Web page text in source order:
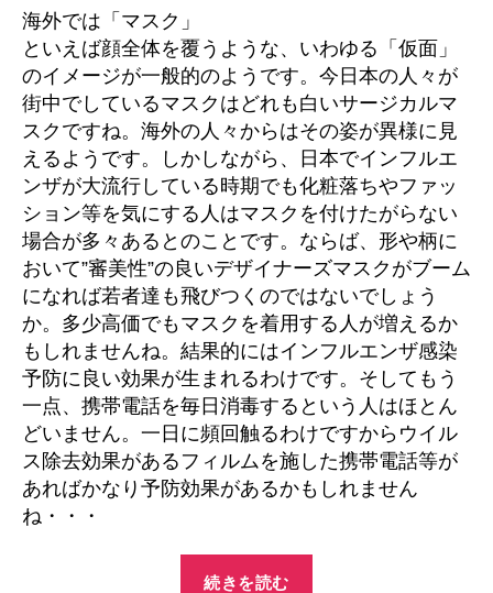
ラ
イ)
を
食
べ
て
辛
い
(ツ
ラ
イ)
を
予
防・・・
の
海外では「マスク」
といえば顔全体を覆うような、いわゆる「仮面」
のイメージが一般的のようです。今日本の人々が
街中でしているマスクはどれも白いサージカルマ
スクですね。海外の人々からはその姿が異様に見
えるようです。しかしながら、日本でインフルエ
ンザが大流行している時期でも化粧落ちやファッ
ション等を気にする人はマスクを付けたがらない
場合が多々あるとのことです。ならば、形や柄に
おいて”審美性”の良いデザイナーズマスクがブーム
になれば若者達も飛びつくのではないでしょう
か。多少高価でもマスクを着用する人が増えるか
もしれませんね。結果的にはインフルエンザ感染
予防に良い効果が生まれるわけです。そしてもう
一点、携帯電話を毎日消毒するという人はほとん
どいません。一日に頻回触るわけですからウイル
ス除去効果があるフィルムを施した携帯電話等が
あればかなり予防効果があるかもしれません
ね・・・
続きを読む